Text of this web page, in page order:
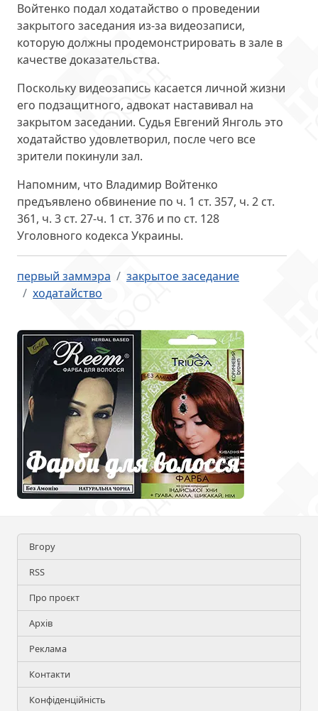
Войтенко подал ходатайство о проведении
закрытого заседания из-за видеозаписи,
которую должны продемонстрировать в зале в
качестве доказательства.
Поскольку видеозапись касается личной жизни
его подзащитного, адвокат наставивал на
закрытом заседании. Судья Евгений Янголь это
ходатайство удовлетворил, после чего все
зрители покинули зал.
Напомним, что Владимир Войтенко
предъявлено обвинение по ч. 1 ст. 357, ч. 2 ст.
361, ч. 3 ст. 27-ч. 1 ст. 376 и по ст. 128
Уголовного кодекса Украины.
первый заммэра
закрытое заседание
ходатайство
Вгору
RSS
Про проєкт
Архів
Реклама
Контакти
Конфіденційність